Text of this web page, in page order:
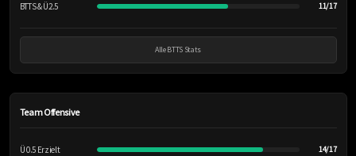
BTTS & Ü2.5 11/17
Alle BTTS Stats
Team Offensive
Ü 0.5 Erzielt 14/17